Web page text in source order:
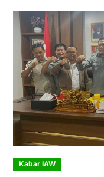
Kabar IAW